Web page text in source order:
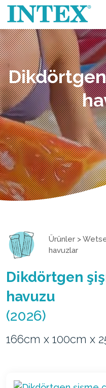
Ürünler >
havuzlar
Dikdörtgen
havuzu
(2026)
166cm x 100cm x